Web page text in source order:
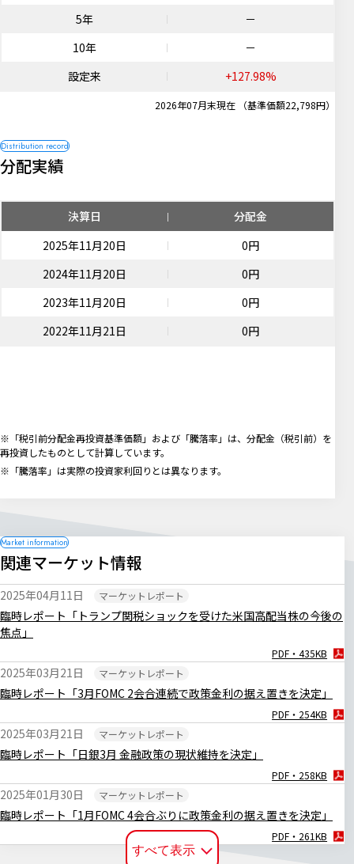
5年
－
10年
－
設定来
+127.98%
2026年07月末現在 （基準価額22,798円）
分配実績
決算日
分配金
2025年11月20日
0円
2024年11月20日
0円
2023年11月20日
0円
2022年11月21日
0円
※「税引前分配金再投資基準価額」および「騰落率」は、分配金（税引前）を
再投資したものとして計算しています。
※「騰落率」は実際の投資家利回りとは異なります。
関連マーケット情報
臨時レポート「トランプ関税ショックを受けた米国高配当株の今後の
焦点」
2025年04月11日 マーケットレポート
PDF・435KB
臨時レポート「3月FOMC 2会合連続で政策金利の据え置きを決定」
2025年03月21日 マーケットレポート
PDF・254KB
臨時レポート「日銀3月 金融政策の現状維持を決定」
2025年03月21日 マーケットレポート
PDF・258KB
臨時レポート「1月FOMC 4会合ぶりに政策金利の据え置きを決定」
2025年01月30日 マーケットレポート
PDF・261KB
マーケットレポート
すべて表示